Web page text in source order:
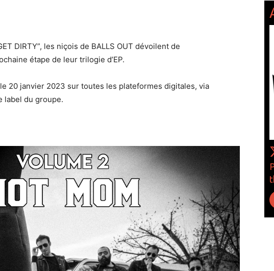
DIRTY”, les niçois de BALLS OUT dévoilent de
étape de leur trilogie d’EP.
le 20 janvier 2023 sur toutes les plateformes digitales, via
label du groupe.